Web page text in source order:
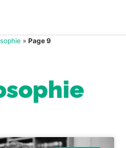
» Page 9